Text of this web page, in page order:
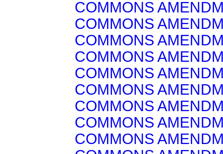
COMMONS
COMMONS
COMMONS
COMMONS
COMMONS
COMMONS
COMMONS
COMMONS
COMMONS